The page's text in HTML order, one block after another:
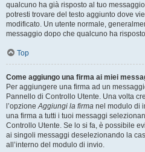
qualcuno ha già risposto al tuo
potresti trovare del testo aggiunto dove
modificato. Un utente normale,
messaggio dopo che qualcuno ha
Top
Come aggiungo una firma ai miei
Per aggiungere una firma ad un
Pannello di Controllo Utente. Una volta
l’opzioneAggiungi la firma nel modulo di
una firma a tutti i tuoi messaggi
Controllo Utente. Se lo si fa, è possibile
ai singoli messaggi deselezionando la
all’interno del modulo di invio.